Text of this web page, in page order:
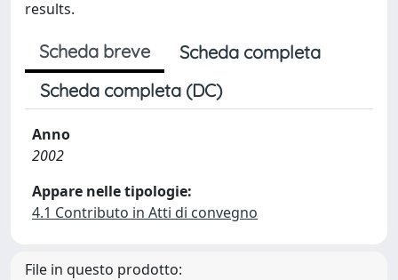
results.
Scheda breve
Scheda completa
Scheda completa (DC)
Anno
2002
Appare nelle tipologie:
4.1 Contributo in Atti di convegno
File in questo prodotto: